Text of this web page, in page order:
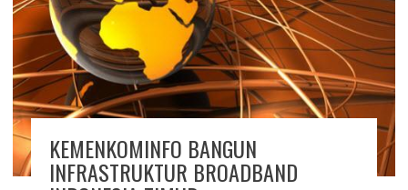
KEMENKOMINFO BANGUN
INFRASTRUKTUR BROADBAND